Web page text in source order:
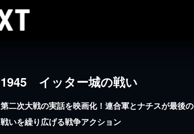
1945 イッター城の戦い
第二次大戦の実話を映画化！連合軍とナチスが最後の
戦いを繰り広げる戦争アクション